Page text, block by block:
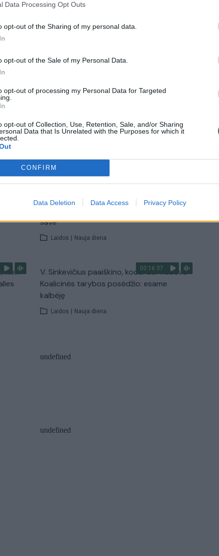
Data Processing Opt Outs
opt-out of the Sharing of my personal data.
opt-out of the Sale of my Personal Data.
opt-out of processing my Personal Data for Targeted
opt-out of Collection, Use, Retention, Sale, and/or Sharing
Data that Is Unrelated with the Purposes for which it
CONFIRM
Data Deletion Data Access Privacy Policy
diskusija: Rusija – Europos šeimos narė?
pavojingą įprotį: tą daro daugiau nei pusė
Lietuvos pasiruošimą pavojams neigiamai
vertinantis šaulys: nustokime apgaudinėti
save
Laidos | Nauja diena
kiek
00:16:37
V. Sinkevičius paaiškino, kodėl dar nebuvo
Koalicinės tarybos posėdžio: esame
kalbėję
Laidos | Nauja diena